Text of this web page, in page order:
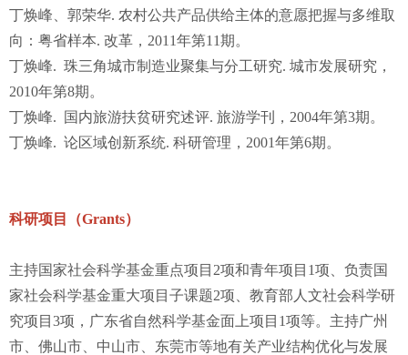
丁焕峰、郭荣华. 农村公共产品供给主体的意愿把握与多维取
向：粤省样本. 改革，2011年第11期。
丁焕峰. 珠三角城市制造业聚集与分工研究. 城市发展研究，
2010年第8期。
丁焕峰. 国内旅游扶贫研究述评. 旅游学刊，2004年第3期。
丁焕峰. 论区域创新系统. 科研管理，2001年第6期。
科研项目（Grants）
主持国家社会科学基金重点项目2项和青年项目1项、负责国
家社会科学基金重大项目子课题2项、教育部人文社会科学研
究项目3项，广东省自然科学基金面上项目1项等。主持广州
市、佛山市、中山市、东莞市等地有关产业结构优化与发展